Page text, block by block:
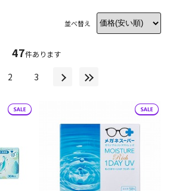
並べ替え
47件あります
2 3